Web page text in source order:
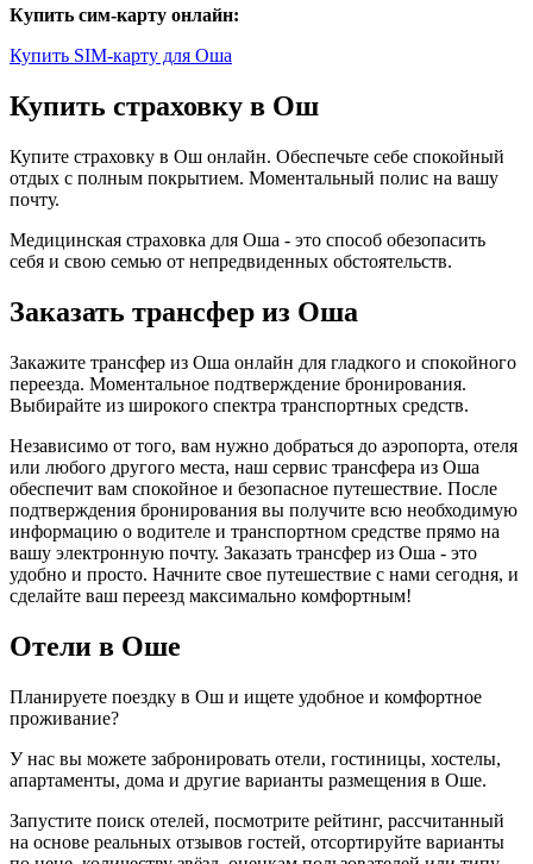
Купить сим-карту онлайн:
Купить SIM-карту для Оша
Купить страховку в Ош
Купите страховку в Ош онлайн. Обеспечьте себе спокойный
отдых с полным покрытием. Моментальный полис на вашу
почту.
Медицинская страховка для Оша - это способ обезопасить
себя и свою семью от непредвиденных обстоятельств.
Заказать трансфер из Оша
Закажите трансфер из Оша онлайн для гладкого и спокойного
переезда. Моментальное подтверждение бронирования.
Выбирайте из широкого спектра транспортных средств.
Независимо от того, вам нужно добраться до аэропорта, отеля
или любого другого места, наш сервис трансфера из Оша
обеспечит вам спокойное и безопасное путешествие. После
подтверждения бронирования вы получите всю необходимую
информацию о водителе и транспортном средстве прямо на
вашу электронную почту. Заказать трансфер из Оша - это
удобно и просто. Начните свое путешествие с нами сегодня, и
сделайте ваш переезд максимально комфортным!
Отели в Оше
Планируете поездку в Ош и ищете удобное и комфортное
проживание?
У нас вы можете забронировать отели, гостиницы, хостелы,
апартаменты, дома и другие варианты размещения в Оше.
Запустите поиск отелей, посмотрите рейтинг, рассчитанный
на основе реальных отзывов гостей, отсортируйте варианты